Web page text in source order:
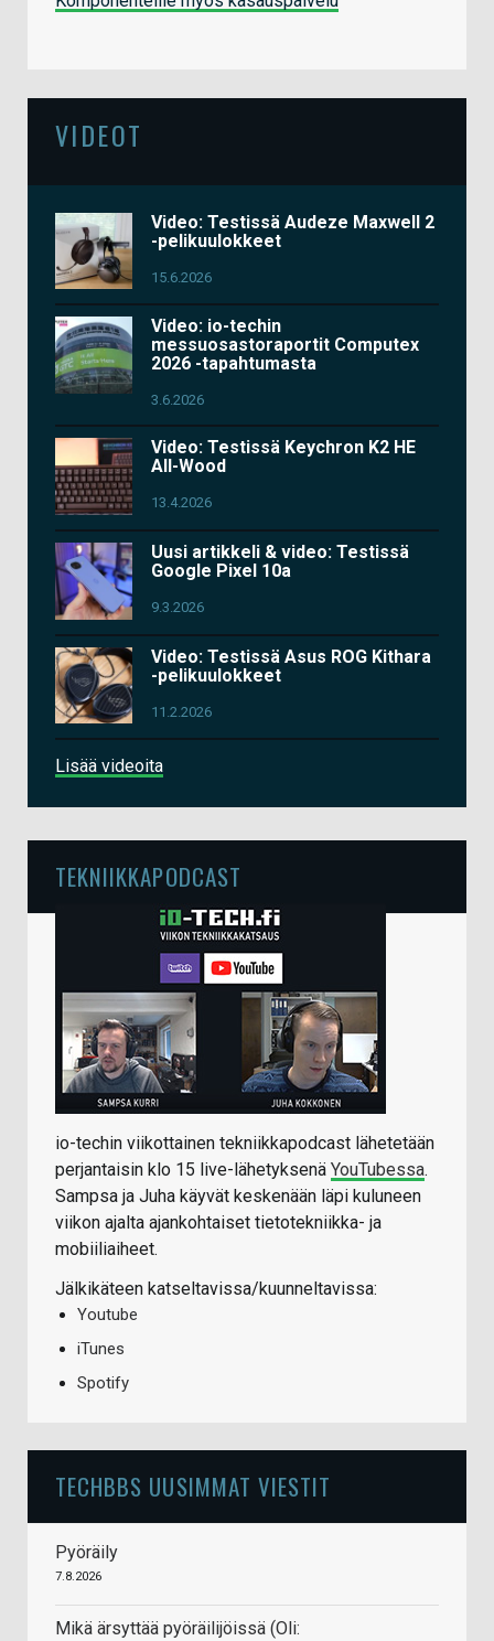
VIDEOT
Video: Testissä Audeze Maxwell 2
-pelikuulokkeet
15.6.2026
Video: io-techin
messuosastoraportit Computex
2026 -tapahtumasta
3.6.2026
Video: Testissä Keychron K2 HE
All-Wood
13.4.2026
Uusi artikkeli & video: Testissä
Google Pixel 10a
9.3.2026
Video: Testissä Asus ROG Kithara
-pelikuulokkeet
11.2.2026
Lisää videoita
TEKNIIKKAPODCAST
io-techin viikottainen tekniikkapodcast lähetetään
perjantaisin klo 15 live-lähetyksenä YouTubessa.
Sampsa ja Juha käyvät keskenään läpi kuluneen
viikon ajalta ajankohtaiset tietotekniikka- ja
mobiiliaiheet.
Jälkikäteen katseltavissa/kuunneltavissa:
Youtube
iTunes
Spotify
TECHBBS UUSIMMAT VIESTIT
Pyöräily
7.8.2026
Mikä ärsyttää pyöräilijöissä (Oli: